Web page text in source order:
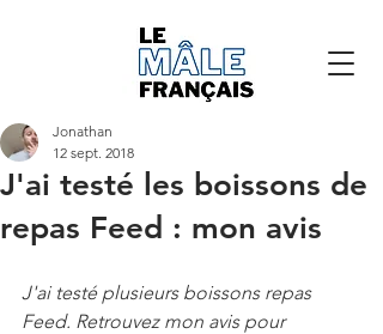
J'ai testé les boissons de
repas Feed : mon avis
Jonathan
12 sept. 2018
J'ai testé plusieurs boissons repas
Feed. Retrouvez mon avis pour